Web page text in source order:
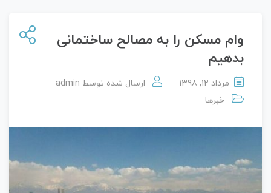
وام مسکن را به مصالح ساختمانی
بدهیم
مرداد 12, 1398 ارسال شده توسط admin
خبرها